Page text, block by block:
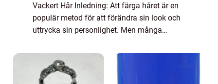
Vackert Hår Inledning: Att färga håret är en
populär metod för att förändra sin look och
uttrycka sin personlighet. Men många
kemikalier och potentiellt skadliga äm...